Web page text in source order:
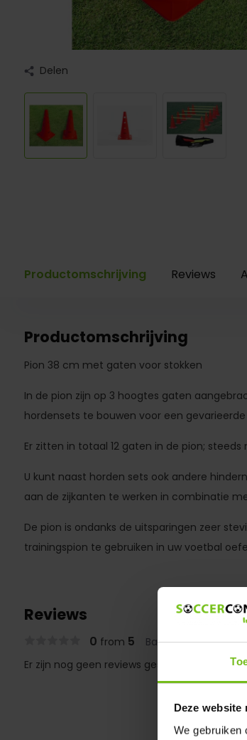
Deze website
We gebruiken
Delen
Productomschrijving Reviews
Productomschrijving
Pion 38 cm met gaten voor stokken
In de pion zijn op 3 hoogtes gaten
hordensets te bouwen voor een
Er zitten in totaal 12 gaten in de pion;
U kunt naast horden sets ook andere
aan de zijkanten te werken in combinatie
De pion is ondanks de uitsparingen zeer
trainingspion te gebruiken in uw voetbal
Reviews
0 from 5 Based on 0 reviews
Er zijn nog geen reviews geschreven over